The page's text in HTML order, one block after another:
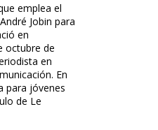
emplea el
Jobin para
en
octubre de
en
En
para jóvenes
de Le